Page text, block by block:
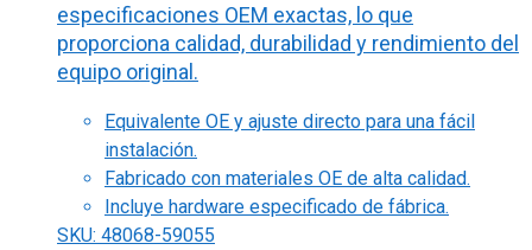
especificaciones OEM exactas, lo que
proporciona calidad, durabilidad y rendimiento del
equipo original.
Equivalente OE y ajuste directo para una fácil
instalación.
Fabricado con materiales OE de alta calidad.
Incluye hardware especificado de fábrica.
SKU: 48068-59055